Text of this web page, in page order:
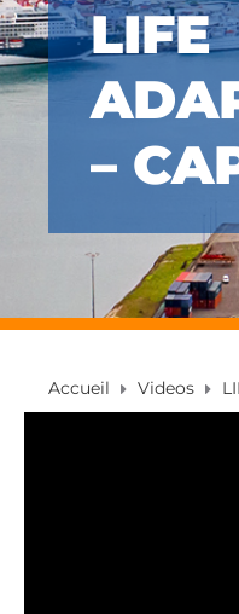
LIFE
–
Accueil Videos